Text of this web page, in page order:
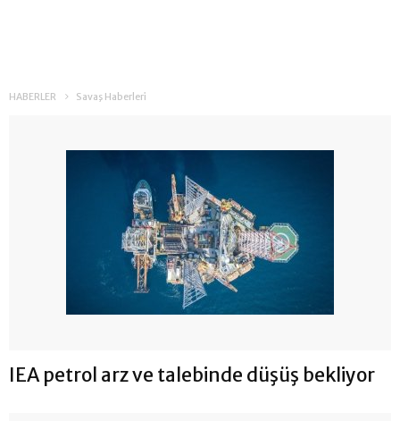
HABERLER Savaş Haberleri
IEA petrol arz ve talebinde düşüş bekliyor